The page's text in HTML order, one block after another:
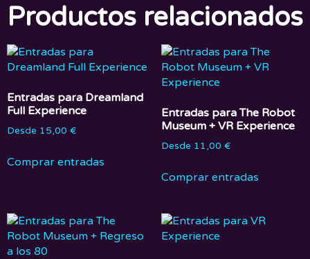
Productos relacionados
Entradas para Dreamland
Full Experience
Desde 15,00 €
Comprar entradas
Entradas para The Robot
Museum + VR Experience
Desde 11,00 €
Comprar entradas